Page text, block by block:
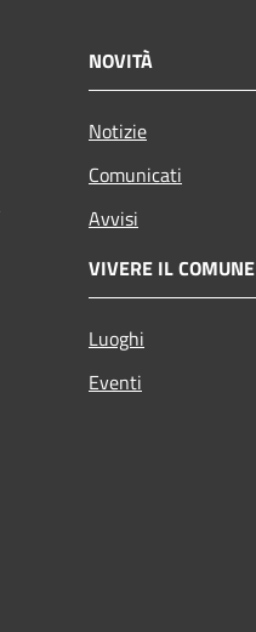
NOVITÀ
Notizie
Comunicati
Avvisi
VIVERE IL COMUNE
Luoghi
Eventi